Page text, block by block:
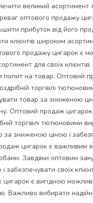
великий асортимент
оптового продажу
прибуток від його
клієнтів широким
продажу цигарок є
для своїх
попит на товар. Оптовий
торгівлі
товар за зниженою
Оптовий продаж
торгівлі
зниженою ціною і
цигарок є важливим
Завдяки оптовим
своїх
цигарок є вигідною
Важливо вибирати